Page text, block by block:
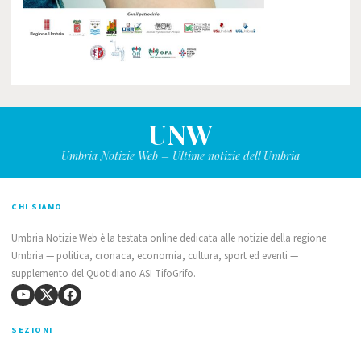
UNW
Umbria Notizie Web – Ultime notizie dell'Umbria
CHI SIAMO
Umbria Notizie Web è la testata online dedicata alle notizie della regione
Umbria — politica, cronaca, economia, cultura, sport ed eventi —
supplemento del Quotidiano ASI TifoGrifo.
SEZIONI